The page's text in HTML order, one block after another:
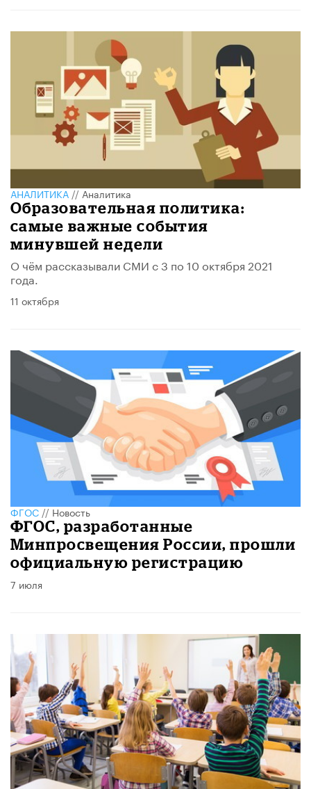
АНАЛИТИКА//Аналитика
Образовательная политика:
самые важные события
минувшей недели
О чём рассказывали СМИ с 3 по 10 октября 2021
года.
11 октября
ФГОС//Новость
ФГОС, разработанные
Минпросвещения России, прошли
официальную регистрацию
7 июля